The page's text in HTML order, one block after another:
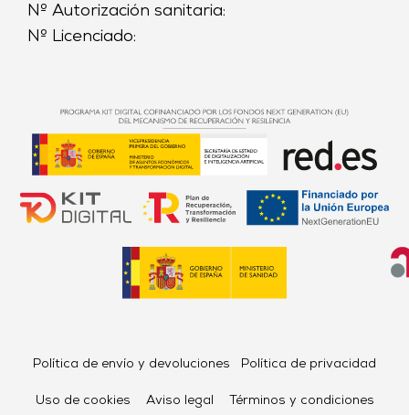
Nº Autorización sanitaria:
Nº Licenciado:
Política de envío y devoluciones Política de privacidad
Uso de cookies Aviso legal Términos y condiciones